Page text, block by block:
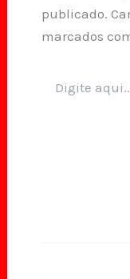
publicado.
marcados
aqui...